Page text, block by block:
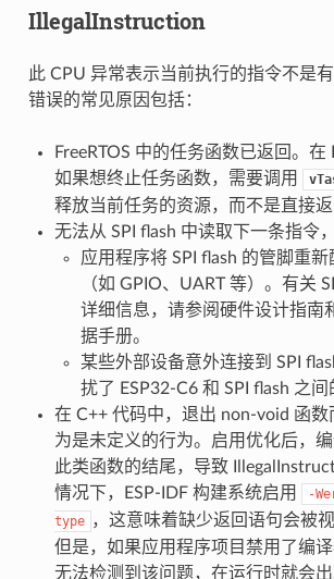
IllegalInstruction
此 CPU 异常表示当前执行的指令不是
错误的常见原因包括：
FreeRTOS 中的任务函数已返回。在
如果想终止任务函数，需要调用
释放当前任务的资源，而不是直接返
无法从 SPI flash 中读取下一条指令
应用程序将 SPI flash 的管脚重
（如 GPIO、UART 等）。有关
详细信息，请参阅硬件设计指南
据手册。
某些外部设备意外连接到 SPI
扰了 ESP32-C6 和 SPI flash 之间
在 C++ 代码中，退出 non-void 函数
为是未定义的行为。启用优化后，
此类函数的结尾，导致
情况下，ESP-IDF 构建系统启用
-
type ，这意味着缺少返回语句会被
但是，如果应用程序项目禁用了编
无法检测到该问题，在运行时就会